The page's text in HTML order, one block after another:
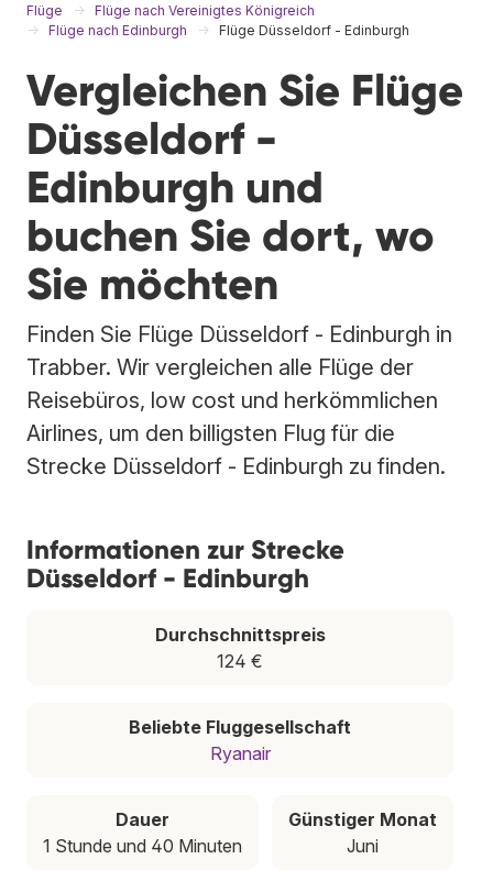
Flüge
Flüge nach Vereinigtes Königreich
Flüge nach Edinburgh
Flüge Düsseldorf - Edinburgh
Vergleichen Sie Flüge
Düsseldorf -
Edinburgh und
buchen Sie dort, wo
Sie möchten
Finden Sie Flüge Düsseldorf - Edinburgh in
Trabber. Wir vergleichen alle Flüge der
Reisebüros, low cost und herkömmlichen
Airlines, um den billigsten Flug für die
Strecke Düsseldorf - Edinburgh zu finden.
Informationen zur Strecke
Düsseldorf - Edinburgh
Durchschnittspreis
124 €
Beliebte Fluggesellschaft
Ryanair
Dauer
1 Stunde und 40 Minuten
Günstiger Monat
Juni